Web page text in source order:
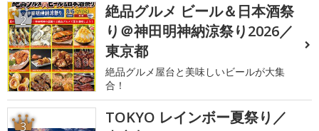
2
絶品グルメ ビール＆日本酒祭
り＠神田明神納涼祭り2026／
東京都
絶品グルメ屋台と美味しいビールが大集
合！
3
TOKYO レインボー夏祭り／